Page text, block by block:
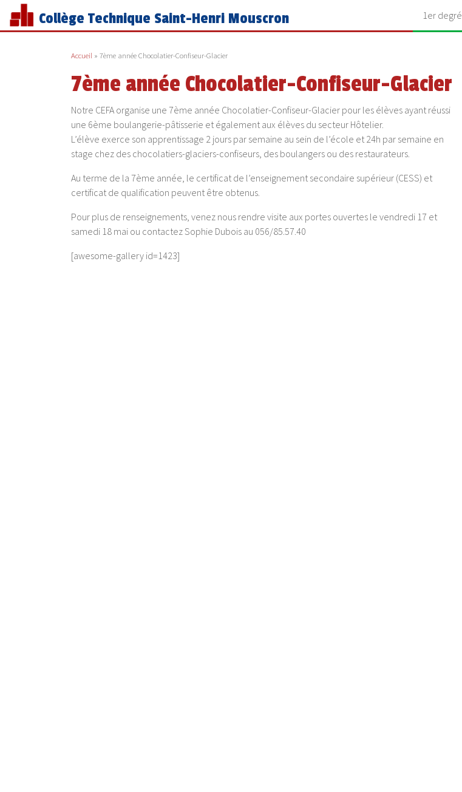
Collège Technique Saint-Henri Mouscron 1er degré
Accueil » 7ème année Chocolatier-Confiseur-Glacier
7ème année Chocolatier-Confiseur-Glacier
Notre CEFA organise une 7ème année Chocolatier-Confiseur-Glacier pour les élèves ayant réussi
une 6ème boulangerie-pâtisserie et également aux élèves du secteur Hôtelier.
L’élève exerce son apprentissage 2 jours par semaine au sein de l’école et 24h par semaine en
stage chez des chocolatiers-glaciers-confiseurs, des boulangers ou des restaurateurs.
Au terme de la 7ème année, le certificat de l’enseignement secondaire supérieur (CESS) et
certificat de qualification peuvent être obtenus.
Pour plus de renseignements, venez nous rendre visite aux portes ouvertes le vendredi 17 et
samedi 18 mai ou contactez Sophie Dubois au 056/85.57.40
[awesome-gallery id=1423]